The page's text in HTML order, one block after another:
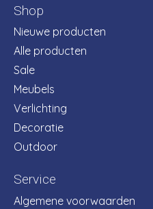
Shop
Nieuwe producten
Alle producten
Sale
Meubels
Verlichting
Decoratie
Outdoor
Service
Algemene voorwaarden